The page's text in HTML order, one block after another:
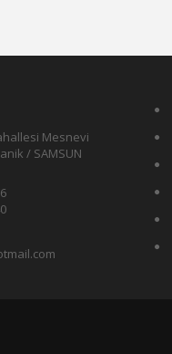
Mesnevi
/ SAMSUN